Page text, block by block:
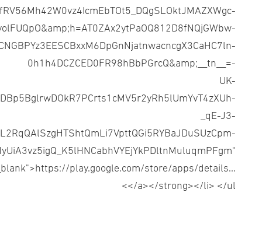
0h1h4DCZCED0FR98hBbPGrcQ&amp;__tn__=-
UK-
_qE-J3-
play.google.com/store/apps/details...
</a></strong></li> </ul>